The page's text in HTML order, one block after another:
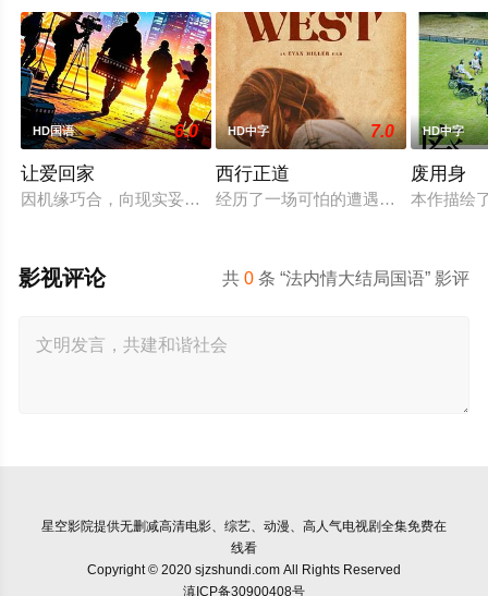
HD国语 6.0
让爱回家
因机缘巧合，向现实妥协的导演朱达仁萌生拍一部《河南人在
HD中字 7.0
西行正道
经历了一场可怕的遭遇后，一位小镇
HD中字
废用身
本作描绘
共0 条 “法内情大结局国语” 影评
影视评论
星空影院提供无删减高清电影、综艺、动漫、高人气电视剧全集免费在
线看
Copyright © 2020 sjzshundi.com All Rights Reserved
滇ICP备30900408号